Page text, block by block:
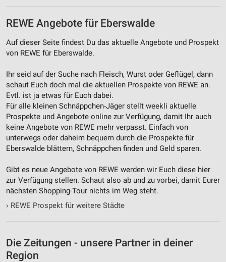
REWE Angebote für Eberswalde
Auf dieser Seite findest Du das aktuelle Angebote und Prospekt
von REWE für Eberswalde.
Ihr seid auf der Suche nach Fleisch, Wurst oder Geflügel, dann
schaut Euch doch mal die aktuellen Prospekte von REWE an.
Evtl. ist ja etwas für Euch dabei.
Für alle kleinen Schnäppchen-Jäger stellt weekli aktuelle
Prospekte und Angebote online zur Verfügung, damit Ihr auch
keine Angebote von REWE mehr verpasst. Einfach von
unterwegs oder daheim bequem durch die Prospekte für
Eberswalde blättern, Schnäppchen finden und Geld sparen.
Gibt es neue Angebote von REWE werden wir Euch diese hier
zur Verfügung stellen. Schaut also ab und zu vorbei, damit Eurer
nächsten Shopping-Tour nichts im Weg steht.
› REWE Prospekt für weitere Städte
Die Zeitungen - unsere Partner in deiner
Region